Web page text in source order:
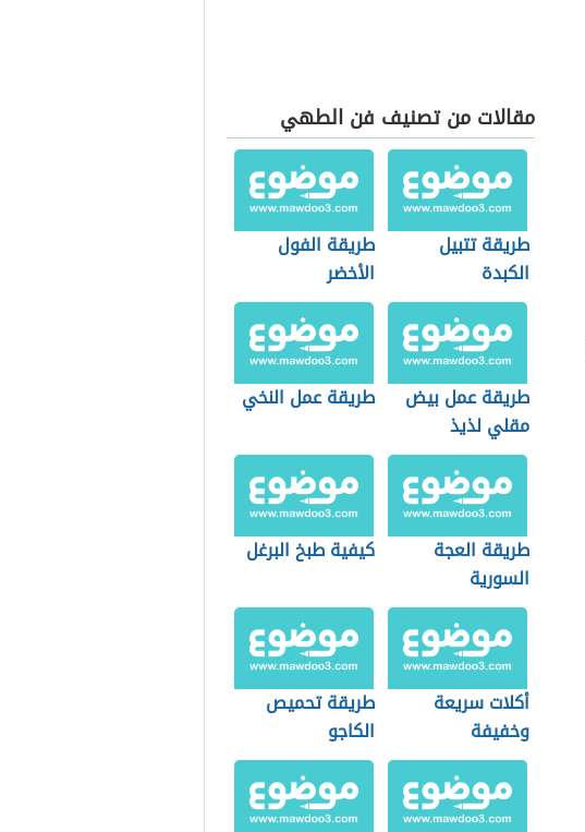
مقالات من تصنيف فن الطهي
طريقة تتبيل
الكبدة
طريقة الفول
الأخضر
طريقة عمل بيض
مقلي لذيذ
طريقة عمل النخي
طريقة العجة
السورية
كيفية طبخ البرغل
أكلات سريعة
وخفيفة
طريقة تحميص
الكاجو